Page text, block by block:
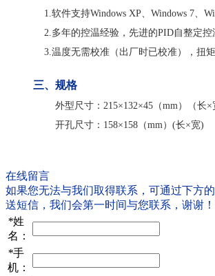
1.软件支持Windows XP、Windows 7、
2.多年的控温经验，先进的PID自整定
3.温度无需校准（出厂时已校准），扭
三、规格
外型尺寸：215×132×45（mm）（长×
开孔尺寸：158×158（mm）(长×宽)
在线留言
如果您无法与我们取得联系，可通过下方
送短信，我们会第一时间与您联系，谢谢！
*姓
名：
*手
机：